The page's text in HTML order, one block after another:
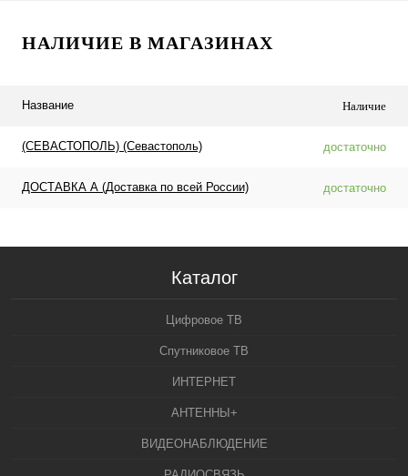
НАЛИЧИЕ В МАГАЗИНАХ
Название Наличие
(СЕВАСТОПОЛЬ) (Севастополь) достаточно
ДОСТАВКА А (Доставка по всей России) достаточно
Каталог
Цифровое ТВ
Спутниковое ТВ
ИНТЕРНЕТ
АНТЕННЫ+
ВИДЕОНАБЛЮДЕНИЕ